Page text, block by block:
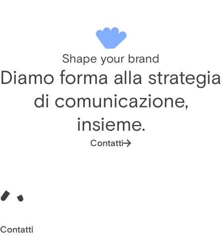
Shape your brand
Diamo forma alla strategia
di comunicazione,
insieme.
Contatti
Contatti